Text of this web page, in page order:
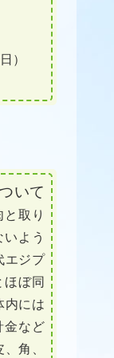
）
いて
取り
よう
エジプ
ほぼ同
内には
金など
角、